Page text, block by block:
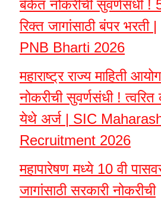
बँकेत नोकरीची सुवर्णसंधी !
रिक्त जागांसाठी बंपर भरती |
PNB Bharti 2026
महाराष्ट्र राज्य माहिती
नोकरीची सुवर्णसंधी ! त्वरित
येथे अर्ज | SIC
Recruitment 2026
महापारेषण मध्ये 10 वी
जागांसाठी सरकारी नोकरीची